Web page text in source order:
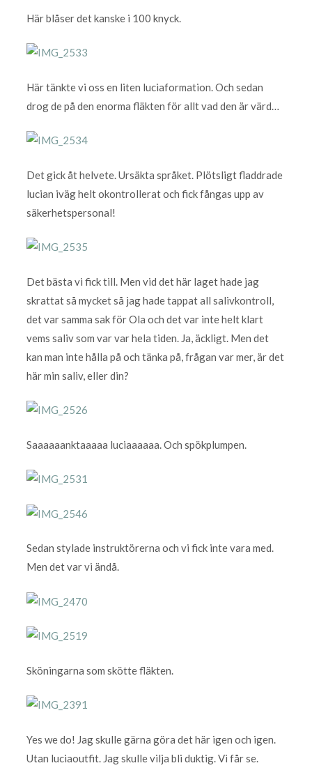
Här blåser det kanske i 100 knyck.
Här tänkte vi oss en liten luciaformation. Och sedan
drog de på den enorma fläkten för allt vad den är värd…
Det gick åt helvete. Ursäkta språket. Plötsligt fladdrade
lucian iväg helt okontrollerat och fick fångas upp av
säkerhetspersonal!
Det bästa vi fick till. Men vid det här laget hade jag
skrattat så mycket så jag hade tappat all salivkontroll,
det var samma sak för Ola och det var inte helt klart
vems saliv som var var hela tiden. Ja, äckligt. Men det
kan man inte hålla på och tänka på, frågan var mer, är det
här min saliv, eller din?
Saaaaaanktaaaaa luciaaaaaa. Och spökplumpen.
Sedan stylade instruktörerna och vi fick inte vara med.
Men det var vi ändå.
Sköningarna som skötte fläkten.
Yes we do! Jag skulle gärna göra det här igen och igen.
Utan luciaoutfit. Jag skulle vilja bli duktig. Vi får se.